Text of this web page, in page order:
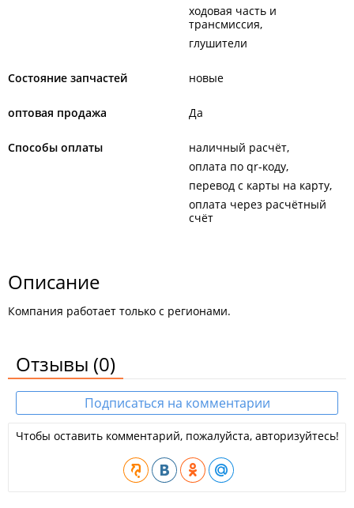
ходовая часть и
трансмиссия
глушители
Состояние запчастей новые
оптовая продажа Да
Способы оплаты
наличный расчёт
оплата по qr-коду
перевод с карты на карту
оплата через расчётный
счёт
Описание
Компания работает только с регионами.
Отзывы (0)
Подписаться на комментарии
Чтобы оставить комментарий, пожалуйста, авторизуйтесь!